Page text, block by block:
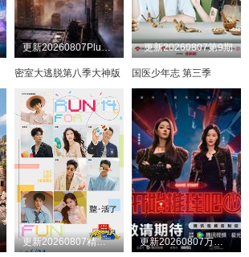
更新20260807Plus版第3期
密室大逃脱第八季大神版
更新20260807第9期
国医少年志 第三季
更新20260807精华版 更新20260807万事屋加更第9期